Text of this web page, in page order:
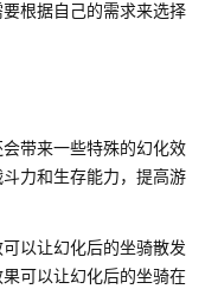
根据自己的需求来选择
带来一些特殊的幻化效
力和生存能力，提高游
以让幻化后的坐骑散发
可以让幻化后的坐骑在